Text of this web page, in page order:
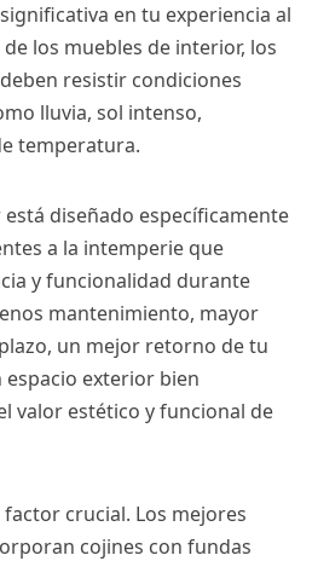
en tu experiencia al
los muebles de interior, los
resistir condiciones
lluvia, sol intenso,
temperatura.
diseñado específicamente
a la intemperie que
y funcionalidad durante
mantenimiento, mayor
un mejor retorno de tu
espacio exterior bien
valor estético y funcional de
crucial. Los mejores
cojines con fundas